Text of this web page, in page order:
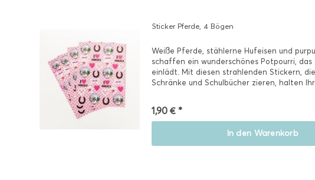
Sticker Pferde, 4 Bögen
Weiße Pferde, stählerne Hufeisen und
schaffen ein wunderschönes Potpourri, das
einlädt. Mit diesen strahlenden Stickern,
Schränke und Schulbücher zieren, halten
1,90 € *
In den Warenkorb